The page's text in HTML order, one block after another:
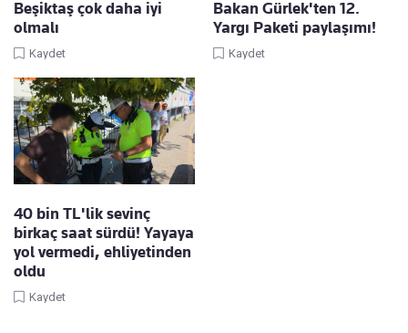
Beşiktaş çok daha iyi
olmalı
Kaydet
Bakan Gürlek'ten 12.
Yargı Paketi paylaşımı!
Kaydet
40 bin TL'lik sevinç
birkaç saat sürdü! Yayaya
yol vermedi, ehliyetinden
oldu
Kaydet